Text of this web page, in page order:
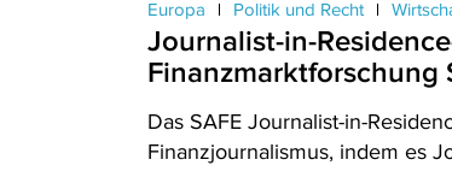
Europa Politik und Recht
Journalist-in-
Finanzmarktforschung
Das SAFE Journalist-in-
Finanzjournalismus, indem es